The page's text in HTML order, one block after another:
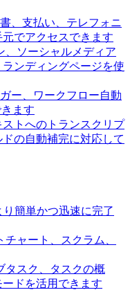
、支払い、テレフォニ
でアクセスできます
、ソーシャルメディア
ンディングページを使
ー、ワークフロー自動
ます
トへのトランスクリプ
の自動補完に対応して
り簡単かつ迅速に完了
ャート、スクラム、
タスク、タスクの概
ドを活用できます